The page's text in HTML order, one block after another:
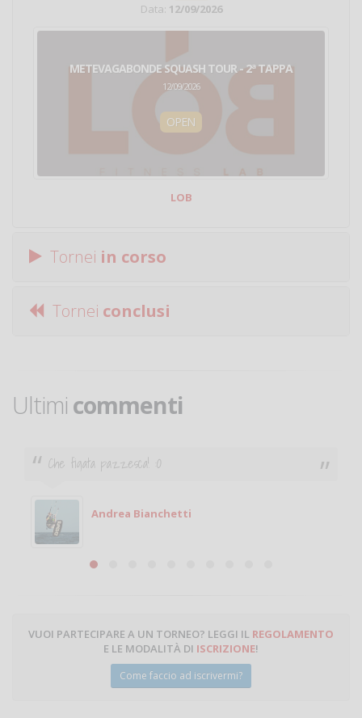
Data: 12/09/2026
METEVAGABONDE SQUASH TOUR - 2ª TAPPA
12/09/2026
OPEN
LOB
Tornei in corso
Tornei conclusi
Ultimi commenti
Che figata pazzesca! :O
Andrea Bianchetti
VUOI PARTECIPARE A UN TORNEO? LEGGI IL REGOLAMENTO
E LE MODALITÀ DI ISCRIZIONE!
Come faccio ad iscrivermi?